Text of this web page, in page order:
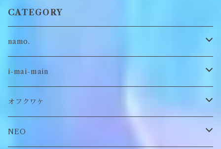
CATEGORY
namo.
古着
オリジナル
i-mai-main
ビスチェ
付け襟
オフクワケ
トップス
NEO